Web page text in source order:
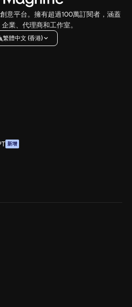
意平台。擁有超過100萬訂閱者，涵蓋
業、代理商和工作室。
繁體中文 (香港)
新增